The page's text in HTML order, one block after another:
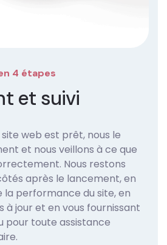
4 étapes
et suivi
web est prêt, nous le
et nous veillons à ce que
Nous restons
après le lancement, en
la performance du site, en
à jour et en vous fournissant
pour toute assistance